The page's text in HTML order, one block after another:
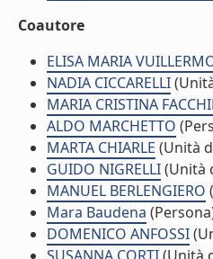
Coautore
ELISA MARIA
NADIA CICCARELLI
MARIA CRISTINA
ALDO MARCHETTO
MARTA CHIARLE (Unità
GUIDO NIGRELLI(Unità
MANUEL BERLENGIERO
Mara Baudena
DOMENICO ANFOSSI